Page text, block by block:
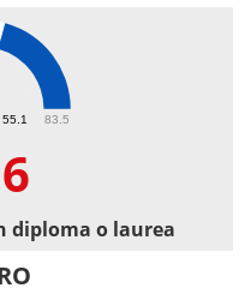
83.5
diploma o laurea